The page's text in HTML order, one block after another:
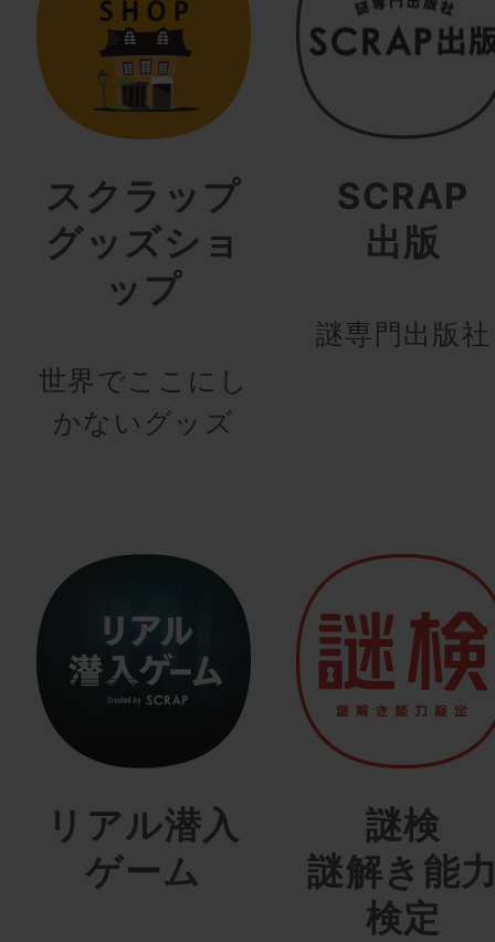
スクラップ
グッズショ
ップ
世界でここにし
かないグッズ
SCRAP
出版
謎専門出版社
リアル潜入
ゲーム
謎検
謎解き能
検定